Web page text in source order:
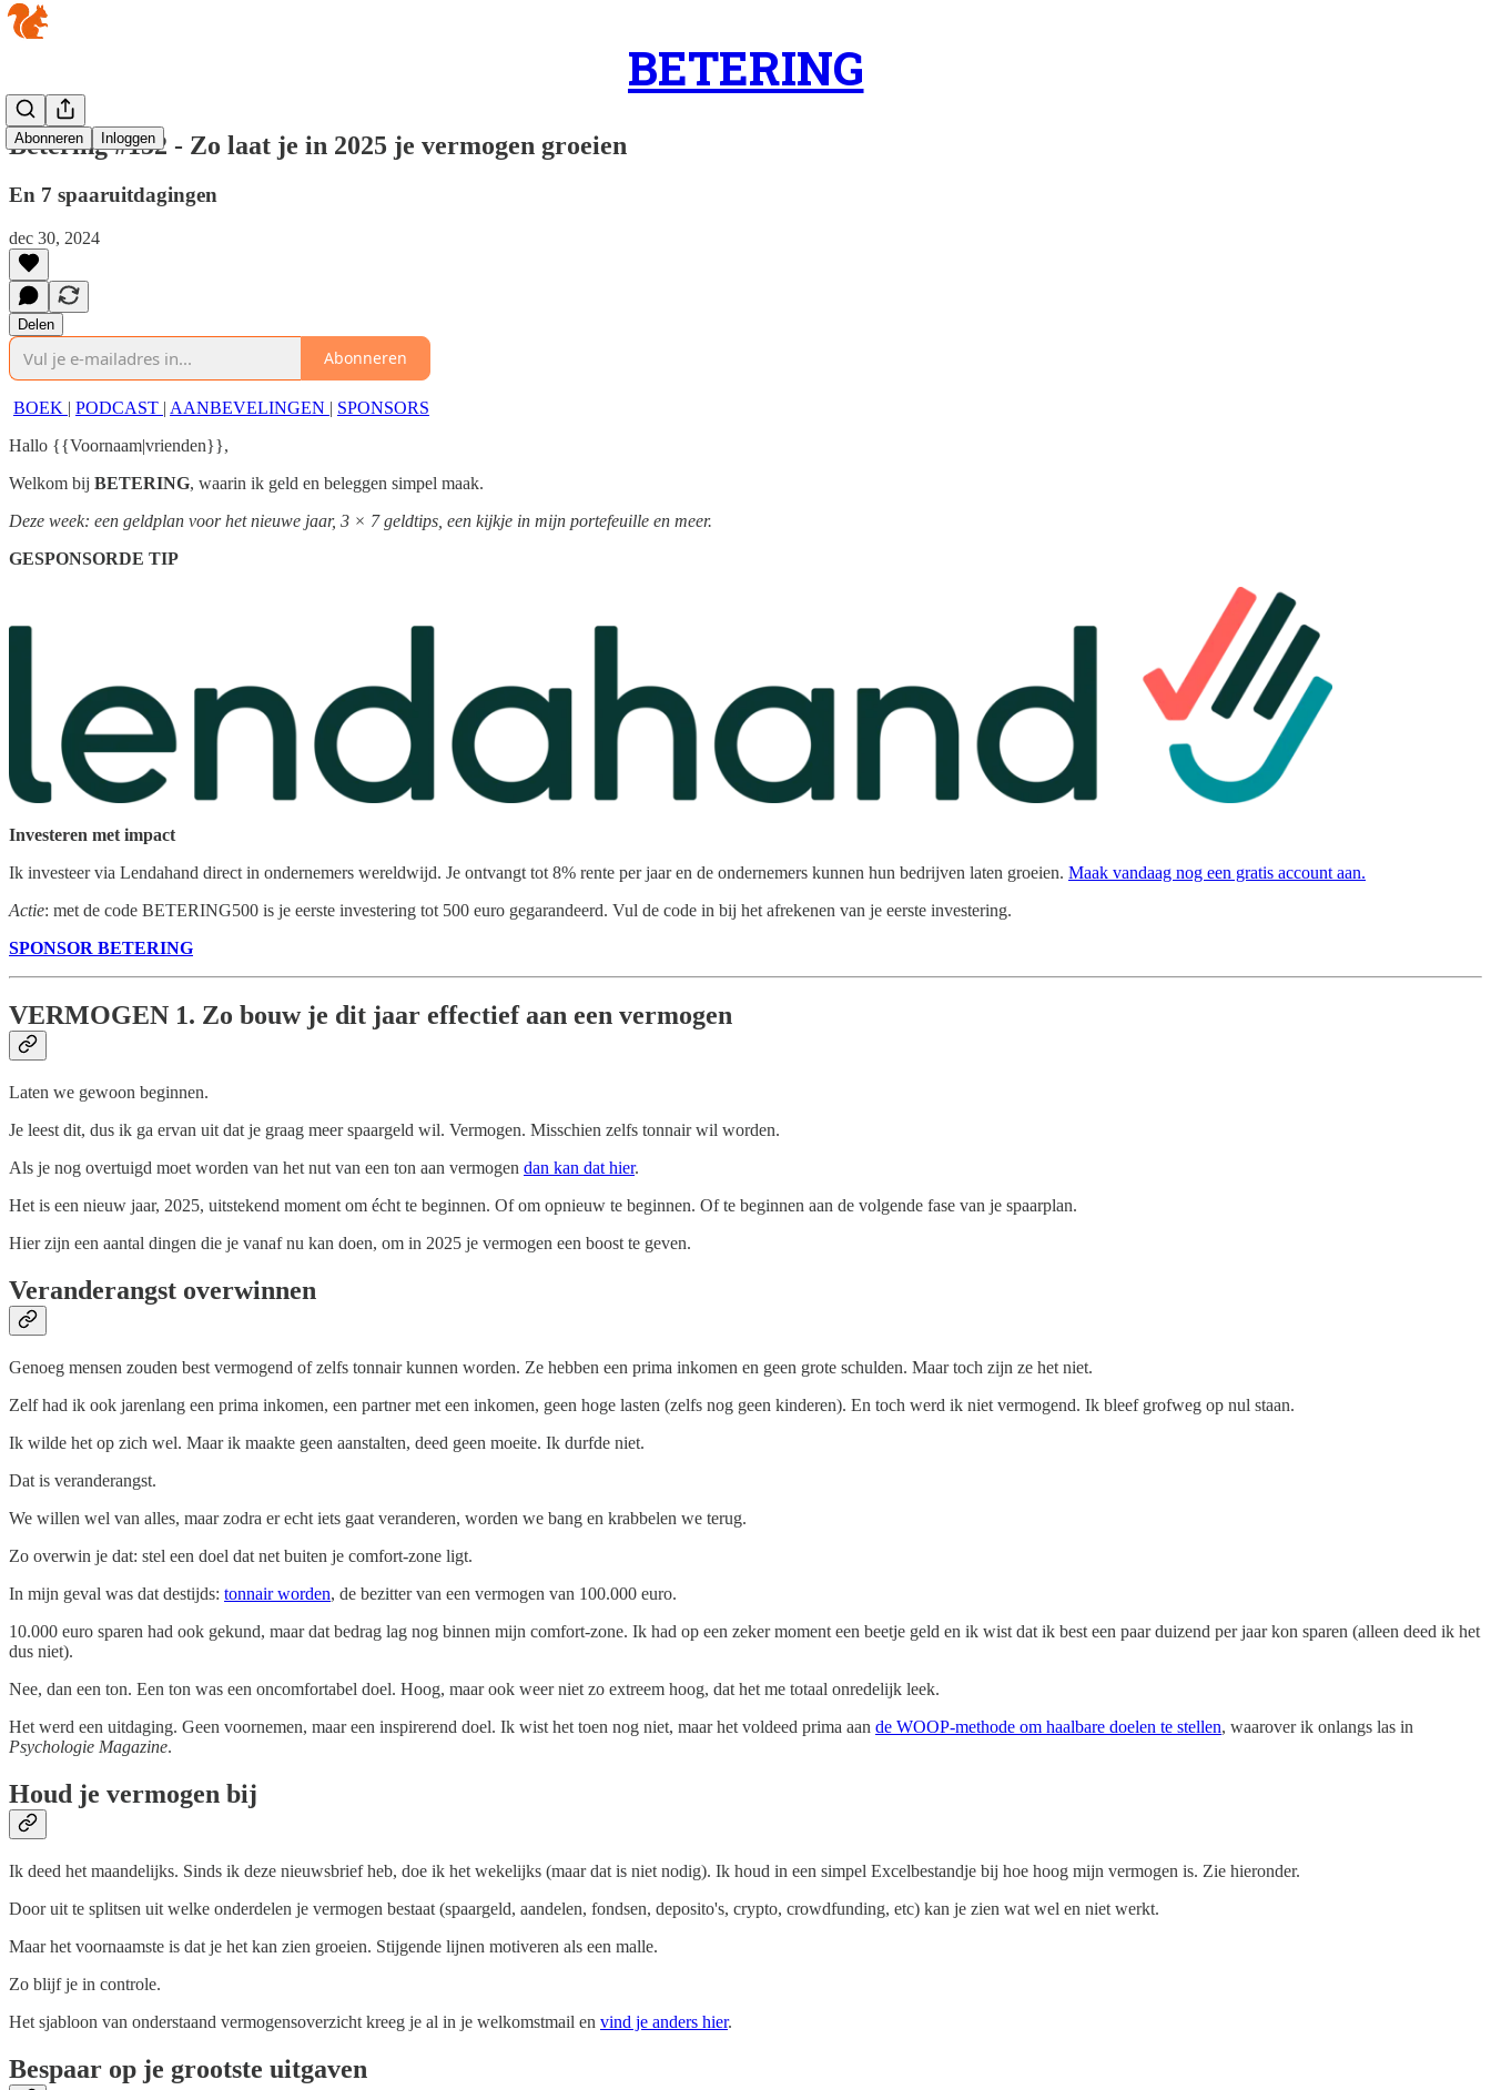
BETERING
Abonneren Inloggen
Betering #152 - Zo laat je in 2025 je vermogen groeien
En 7 spaaruitdagingen
dec 30, 2024
Delen
Abonneren
BOEK | PODCAST | AANBEVELINGEN | SPONSORS
Hallo {{Voornaam|vrienden}},
Welkom bij BETERING, waarin ik geld en beleggen simpel maak.
Deze week: een geldplan voor het nieuwe jaar, 3 × 7 geldtips, een kijkje in mijn portefeuille en meer.
GESPONSORDE TIP
Investeren met impact
Ik investeer via Lendahand direct in ondernemers wereldwijd. Je ontvangt tot 8% rente per jaar en de ondernemers kunnen hun bedrijven laten groeien. Maak vandaag nog een gratis account aan.
Actie: met de code BETERING500 is je eerste investering tot 500 euro gegarandeerd. Vul de code in bij het afrekenen van je eerste investering.
SPONSOR BETERING
VERMOGEN 1. Zo bouw je dit jaar effectief aan een vermogen
Laten we gewoon beginnen.
Je leest dit, dus ik ga ervan uit dat je graag meer spaargeld wil. Vermogen. Misschien zelfs tonnair wil worden.
Als je nog overtuigd moet worden van het nut van een ton aan vermogen dan kan dat hier.
Het is een nieuw jaar, 2025, uitstekend moment om écht te beginnen. Of om opnieuw te beginnen. Of te beginnen aan de volgende fase van je spaarplan.
Hier zijn een aantal dingen die je vanaf nu kan doen, om in 2025 je vermogen een boost te geven.
Veranderangst overwinnen
Genoeg mensen zouden best vermogend of zelfs tonnair kunnen worden. Ze hebben een prima inkomen en geen grote schulden. Maar toch zijn ze het niet.
Zelf had ik ook jarenlang een prima inkomen, een partner met een inkomen, geen hoge lasten (zelfs nog geen kinderen). En toch werd ik niet vermogend. Ik bleef grofweg op nul staan.
Ik wilde het op zich wel. Maar ik maakte geen aanstalten, deed geen moeite. Ik durfde niet.
Dat is veranderangst.
We willen wel van alles, maar zodra er echt iets gaat veranderen, worden we bang en krabbelen we terug.
Zo overwin je dat: stel een doel dat net buiten je comfort-zone ligt.
In mijn geval was dat destijds: tonnair worden, de bezitter van een vermogen van 100.000 euro.
10.000 euro sparen had ook gekund, maar dat bedrag lag nog binnen mijn comfort-zone. Ik had op een zeker moment een beetje geld en ik wist dat ik best een paar duizend per jaar kon sparen (alleen deed ik het
dus niet).
Nee, dan een ton. Een ton was een oncomfortabel doel. Hoog, maar ook weer niet zo extreem hoog, dat het me totaal onredelijk leek.
Het werd een uitdaging. Geen voornemen, maar een inspirerend doel. Ik wist het toen nog niet, maar het voldeed prima aan de WOOP-methode om haalbare doelen te stellen, waarover ik onlangs las in
Psychologie Magazine.
Houd je vermogen bij
Ik deed het maandelijks. Sinds ik deze nieuwsbrief heb, doe ik het wekelijks (maar dat is niet nodig). Ik houd in een simpel Excelbestandje bij hoe hoog mijn vermogen is. Zie hieronder.
Door uit te splitsen uit welke onderdelen je vermogen bestaat (spaargeld, aandelen, fondsen, deposito's, crypto, crowdfunding, etc) kan je zien wat wel en niet werkt.
Maar het voornaamste is dat je het kan zien groeien. Stijgende lijnen motiveren als een malle.
Zo blijf je in controle.
Het sjabloon van onderstaand vermogensoverzicht kreeg je al in je welkomstmail en vind je anders hier.
Bespaar op je grootste uitgaven